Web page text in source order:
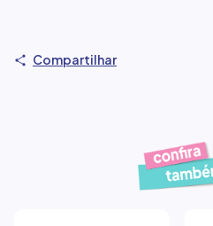
Compartilhar
Produtos